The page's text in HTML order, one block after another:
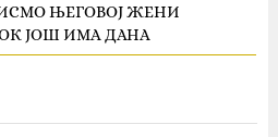
ПИСМО ЊЕГОВОЈ ЖЕНИ
ЈОШ ИМА ДАНА